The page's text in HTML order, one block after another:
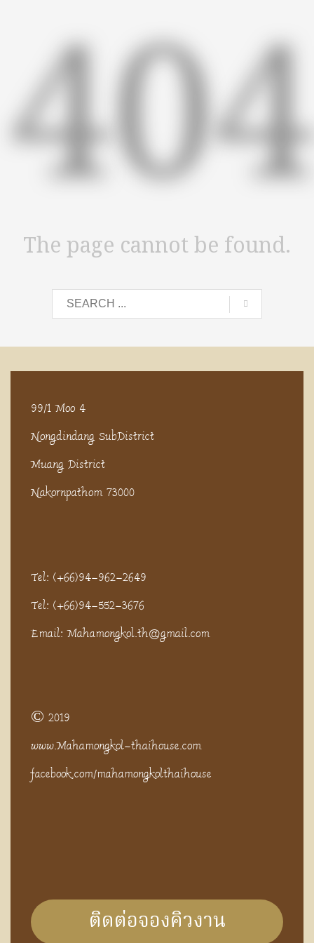
The page cannot be found.
99/1 Moo 4
Nongdindang SubDistrict
Muang District
Nakornpathom 73000
Tel: (+66)94-962-2649
Tel: (+66)94-552-3676
Email: Mahamongkol.th@gmail.com
© 2019
www.Mahamongkol-thaihouse.com
facebook.com/mahamongkolthaihouse
ติดต่อจองคิวงาน